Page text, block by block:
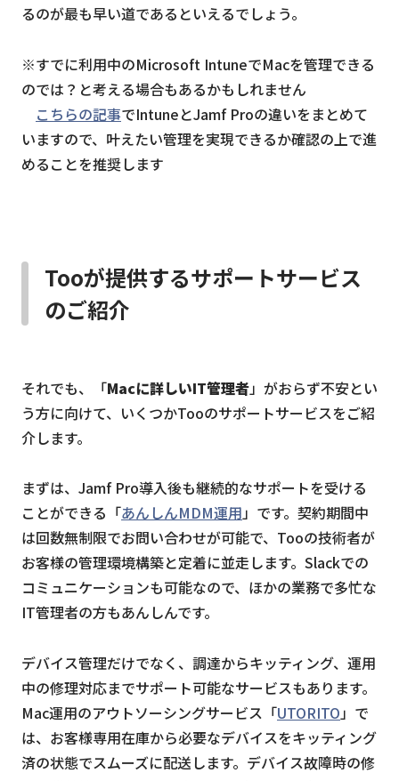
るのが最も早い道であるといえるでしょう。
※すでに利用中のMicrosoft IntuneでMacを管理できる
のでは？と考える場合もあるかもしれません
こちらの記事でIntuneとJamf Proの違いをまとめて
いますので、叶えたい管理を実現できるか確認の上で進
めることを推奨します
Tooが提供するサポートサービス
のご紹介
それでも、「Macに詳しいIT管理者」がおらず不安とい
う方に向けて、いくつかTooのサポートサービスをご紹
介します。
まずは、Jamf Pro導入後も継続的なサポートを受ける
ことができる「あんしんMDM運用」です。契約期間中
は回数無制限でお問い合わせが可能で、Tooの技術者が
お客様の管理環境構築と定着に並走します。Slackでの
コミュニケーションも可能なので、ほかの業務で多忙な
IT管理者の方もあんしんです。
デバイス管理だけでなく、調達からキッティング、運用
中の修理対応までサポート可能なサービスもあります。
Mac運用のアウトソーシングサービス「UTORITO」で
は、お客様専用在庫から必要なデバイスをキッティング
済の状態でスムーズに配送します。デバイス故障時の修